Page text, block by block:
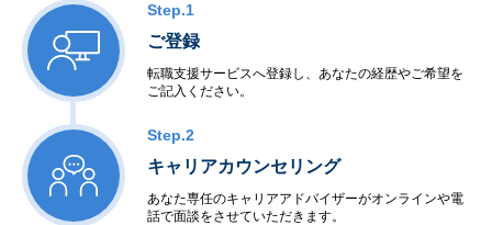
Step.1
ご登録
転職支援サービスへ登録し、あなたの経歴やご希望を
ご記入ください。
Step.2
キャリアカウンセリング
あなた専任のキャリアアドバイザーがオンラインや電
話で面談をさせていただきます。